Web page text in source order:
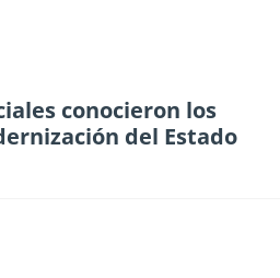
conocieron los
del Estado